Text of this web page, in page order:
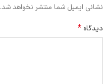
نشانی ایمیل شما منتشر نخواهد شد.
دیدگاه *